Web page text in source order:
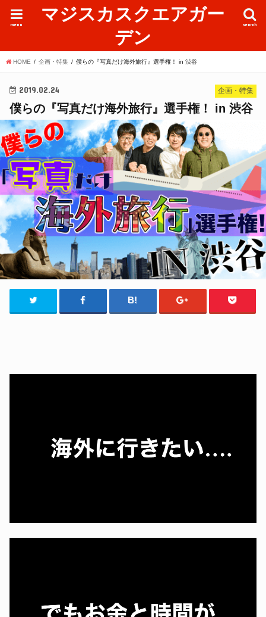
マジスカスクエアガー
デン
search
menu
HOME 企画・特集 僕らの『写真だけ海外旅行』選手権！ in 渋谷
企画・特集
2019.02.24
僕らの『写真だけ海外旅行』選手権！ in 渋谷